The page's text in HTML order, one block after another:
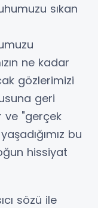
sıkan
ne kadar
gözlerimizi
geri
ve "gerçek
bu
hissiyat
sözü ile